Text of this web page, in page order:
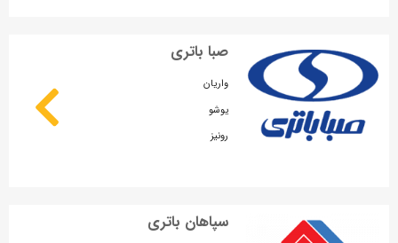
صبا باتری
واریان
یوشو
رونیز
سپاهان باتری